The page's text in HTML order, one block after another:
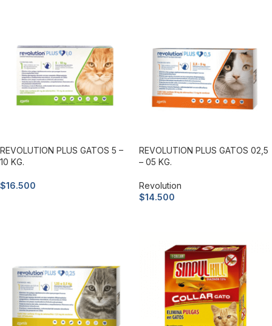
REVOLUTION PLUS GATOS 5 –
10 KG.
$16.500
REVOLUTION PLUS GATOS 02,5
– 05 KG.
Revolution
$14.500